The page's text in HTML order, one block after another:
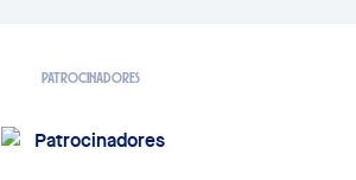
PATROCINADORES